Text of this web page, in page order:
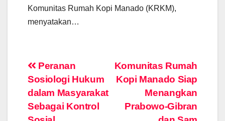
Komunitas Rumah Kopi Manado (KRKM),
menyatakan…
Post
navigation
Komunitas Rumah
Kopi Manado Siap
Menangkan
Prabowo-Gibran
Peranan
Sosiologi Hukum
dalam Masyarakat
Sebagai Kontrol